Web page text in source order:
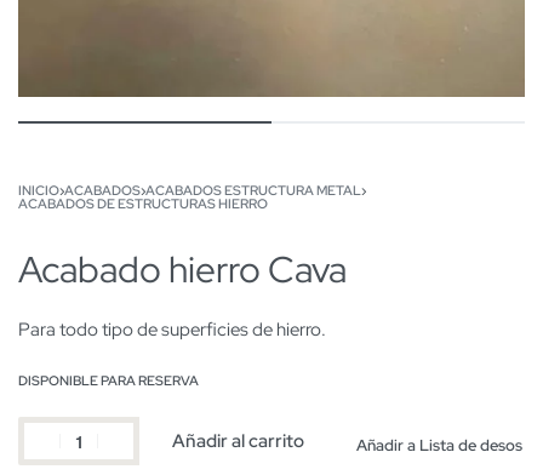
INICIO›ACABADOS›ACABADOS ESTRUCTURA METAL›
ACABADOS DE ESTRUCTURAS HIERRO
Acabado hierro Cava
Para todo tipo de superficies de hierro.
DISPONIBLE PARA RESERVA
Añadir al carrito Añadir a Lista de desos